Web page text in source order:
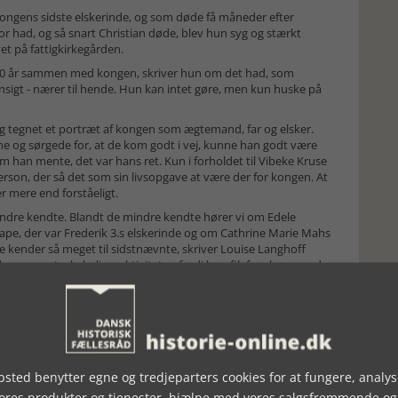
sidste elskerinde, og som døde få måneder efter
had, og så snart Christian døde, blev hun syg og stærkt
på fattigkirkegården.
år sammen med kongen, skriver hun om det had, som
- nærer til hende. Hun kan intet gøre, men kun huske på
et portræt af kongen som ægtemand, far og elsker.
og sørgede for, at de kom godt i vej, kunne han godt være
han mente, det var hans ret. Kun i forholdet til Vibeke Kruse
der så det som sin livsopgave at være der for kongen. At
mere end forståeligt.
kendte. Blandt de mindre kendte hører vi om Edele
der var Frederik 3.s elskerinde og om Cathrine Marie Mahs
kender så meget til sidstnævnte, skriver Louise Langhoff
aktiviteter, fordi hun fik fem børn med
elskerinder, og ”det var slut med at gifte sig til venstre
gamle kærester og illegitime børn.” (s.133) Det forhindrede
var det ikke, at kongen var alkoholiseret, seksuelt meget
når han ofte færdedes på byens bordeller. Endelig er
som Christian 2. oprigtigt elskede. Louise Rasmussen
benytter egne og tredjeparters cookies for at fungere,